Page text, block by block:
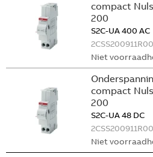
compact
200
S2C-UA 400 AC
Niet
compact
200
S2C-UA 48 DC
Niet